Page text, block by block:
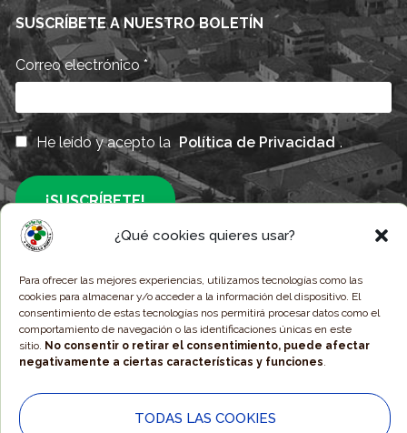
¿Qué cookies quieres usar?
Para ofrecer las mejores experiencias, utilizamos tecnologías como las
cookies para almacenar y/o acceder a la información del dispositivo. El
consentimiento de estas tecnologías nos permitirá procesar datos como el
comportamiento de navegación o las identificaciones únicas en este
sitio. No consentir o retirar el consentimiento, puede afectar
negativamente a ciertas características y funciones.
TODAS LAS COOKIES
SUSCRÍBETE A NUESTRO BOLETÍN
Correo electrónico*
He leído y acepto la Política de Privacidad .
publicaciones y noticias / Legitimación » Tu consentimiento /
Destinatarios » Solo se realizan cesiones si existe una obligación legal /
Derechos » Podrás ejercer tus derechos de acceso, rectificación, limitación
y suprimir los datos como se indica en la Política de Privacidad .
© 2025 Ayuntamiento de Alpartir - Diseño Web por